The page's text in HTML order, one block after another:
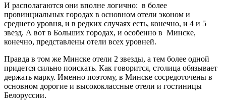
И располагаются они вполне логично: в более
провинциальных городах в основном отели эконом и
среднего уровня, и в редких случаях есть, конечно, и 4 и 5
звезд. А вот в Больших городах, и особенно в Минске,
конечно, представлены отели всех уровней.
Правда в том же Минске отели 2 звезды, а тем более одной
придется сильно поискать. Как говорится, столица обязывает
держать марку. Именно поэтому, в Минске сосредоточены в
основном дорогие и высококлассные отели и гостиницы
Белоруссии.